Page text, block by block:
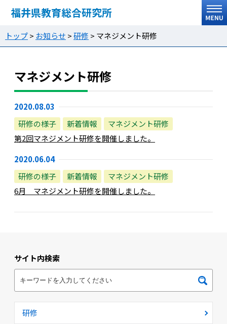
福井県教育総合研究所
トップ> お知らせ >研修 > マネジメント研修
マネジメント研修
2020.08.03
研修の様子
新着情報
マネジメント研修
第2回マネジメント研修を開催しました。
2020.06.04
研修の様子
新着情報
マネジメント研修
6月 マネジメント研修を開催しました。
サイト内検索
研修